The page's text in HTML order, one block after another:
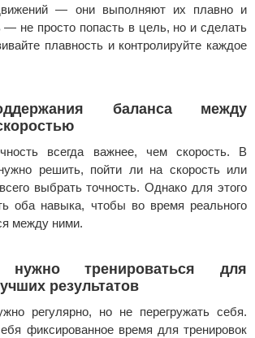
— они выполняют их плавно и
не просто попасть в цель, но и сделать
плавность и контролируйте каждое
баланса между
всегда важнее, чем скорость. В
решить, пойти ли на скорость или
выбрать точность. Однако для этого
оба навыка, чтобы во время реального
между ними.
тренироваться для
результатов
регулярно, но не перегружать себя.
фиксированное время для тренировок